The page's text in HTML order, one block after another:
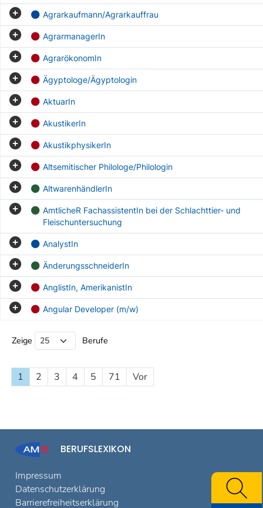
Agrarkaufmann/Agrarkauffrau
AgrarmanagerIn
AgrarökonomIn
Ägyptologe/Ägyptologin
AktuarIn
AkustikerIn
AkustikphysikerIn
Altsemitischer Philologe/Philologin
AltwarenhändlerIn
AmtlicheR FachassistentIn bei der Schlachttier- und
Fleischuntersuchung
AnalystIn
ÄnderungsschneiderIn
AnglistIn, AmerikanistIn
Angular Developer (m/w)
Zeige Berufe
1 2 3 4 5 71 Vor
BERUFSLEXIKON
Impressum
Datenschutzerklärung
Barrierefreiheitserklärung